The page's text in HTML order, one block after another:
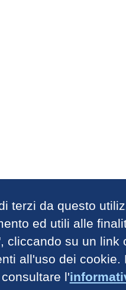
terzi da questo
ed utili alle
cliccando su un
all'uso dei
l'